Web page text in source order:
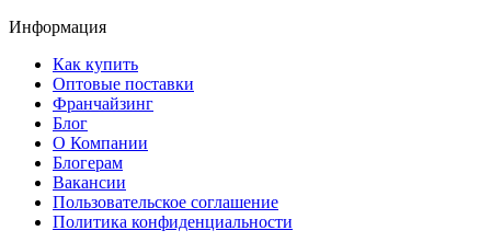
Информация
Как купить
Оптовые поставки
Франчайзинг
Блог
О Компании
Блогерам
Вакансии
Пользовательское соглашение
Политика конфиденциальности